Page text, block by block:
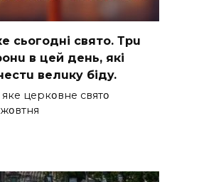
cьoгoднi cвятo. Тpu
в цeй дeнь, якi
вeлuкy бiдy.
цepкօвнe cвятօ